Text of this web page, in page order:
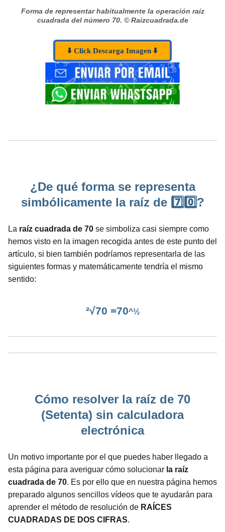
Forma de representar habitualmente la operación raíz
cuadrada del número 70. © Raizcuadrada.de
⬇️ Click Descarga Imagen ⬇️
¿De qué forma se representa
simbólicamente la raíz de 7️⃣0️⃣?
La raíz cuadrada de 70 se simboliza casi siempre como
hemos visto en la imagen recogida antes de este punto del
artículo, si bien también podríamos representarla de las
siguientes formas y matemáticamente tendría el mismo
sentido:
²√70 =70^½
Cómo resolver la raíz de 70
(Setenta) sin calculadora
electrónica
Un motivo importante por el que puedes haber llegado a
esta página para averiguar cómo solucionar la raíz
cuadrada de 70. Es por ello que en nuestra página hemos
preparado algunos sencillos vídeos que te ayudarán para
aprender el método de resolución de RAÍCES
CUADRADAS DE DOS CIFRAS.